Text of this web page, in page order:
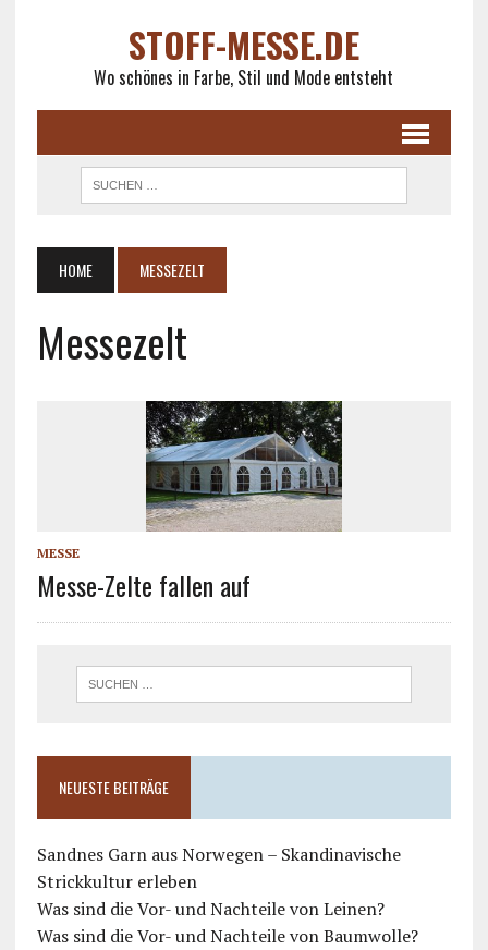
STOFF-MESSE.DE
Wo schönes in Farbe, Stil und Mode entsteht
HOME MESSEZELT
Messezelt
MESSE
Messe-Zelte fallen auf
NEUESTE BEITRÄGE
Sandnes Garn aus Norwegen – Skandinavische
Strickkultur erleben
Was sind die Vor- und Nachteile von Leinen?
Was sind die Vor- und Nachteile von Baumwolle?